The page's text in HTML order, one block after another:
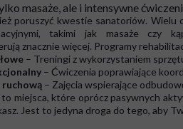
masaże, ale i intensywne
poruszyć kwestie sanatoriów. Wielu
takimi jak masaże czy
znacznie więcej. Programy
– Treningi z wykorzystaniem
– Ćwiczenia poprawiające
– Zajęcia wspierające
to miejsca, które oprócz pasywnych
Jest to jedyna droga do tego, aby